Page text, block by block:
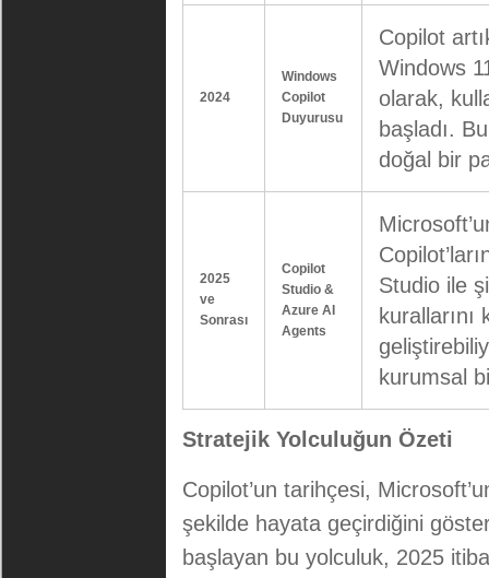
2024
Windows
Copilot
Duyurusu
Copilot
Windows
olarak,
başladı.
doğal bir
2025
ve
Sonrası
Copilot
Studio &
Azure AI
Agents
Studio ile
kurumsal
Stratejik Yolculuğun Özeti
Copilot’un tarihçesi,
şekilde hayata geçirdiğini
başlayan bu yolculuk, 2025